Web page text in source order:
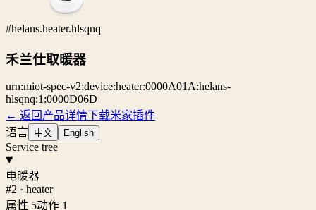
#helans.heater.hlsqnq
禾兰仕取暖器
urn:miot-spec-v2:device:heater:0000A01A:helans-
hlsqnq:1:0000D06D
← 返回产品详情下载米家插件
语言 中文 English
Service tree
电暖器
#2 · heater
属性 5动作 1